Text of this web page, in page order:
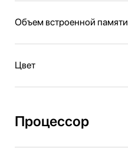
Объем встроенной памяти
Цвет
Процессор